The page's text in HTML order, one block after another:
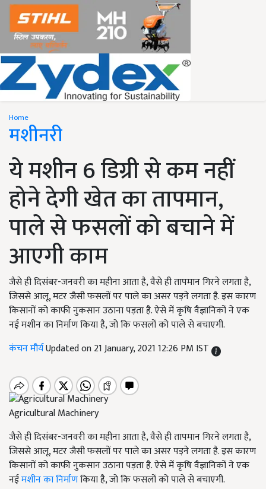
Home
मशीनरी
ये मशीन 6 डिग्री से कम नहीं
होने देगी खेत का तापमान,
पाले से फसलों को बचाने में
आएगी काम
जैसे ही दिसंबर-जनवरी का महीना आता है, वैसे ही तापमान गिरने लगता है,
जिससे आलू, मटर जैसी फसलों पर पाले का असर पड़ने लगता है. इस कारण
किसानों को काफी नुकसान उठाना पड़ता है. ऐसे में कृषि वैज्ञानिकों ने एक
नई मशीन का निर्माण किया है, जो कि फसलों को पाले से बचाएगी.
कंचन मौर्यUpdated on 21 January, 2021 12:26 PM IST
Agricultural Machinery
जैसे ही दिसंबर-जनवरी का महीना आता है, वैसे ही तापमान गिरने लगता है,
जिससे आलू, मटर जैसी फसलों पर पाले का असर पड़ने लगता है. इस कारण
किसानों को काफी नुकसान उठाना पड़ता है. ऐसे में कृषि वैज्ञानिकों ने एक
नईमशीन का निर्माणकिया है, जो कि फसलों को पाले से बचाएगी.